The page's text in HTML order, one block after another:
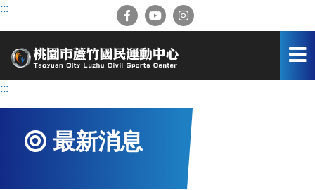
跳
容
:::
:::
最新消息